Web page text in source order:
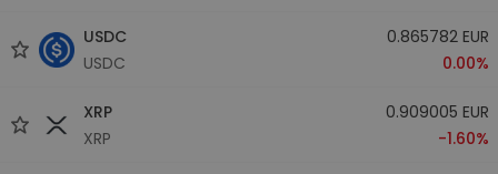
USDC
USDC
0.865782 EUR
0.00%
XRP
XRP
0.909005 EUR
-1.60%